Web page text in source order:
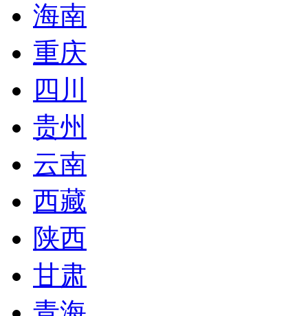
海南
重庆
四川
贵州
云南
西藏
陕西
甘肃